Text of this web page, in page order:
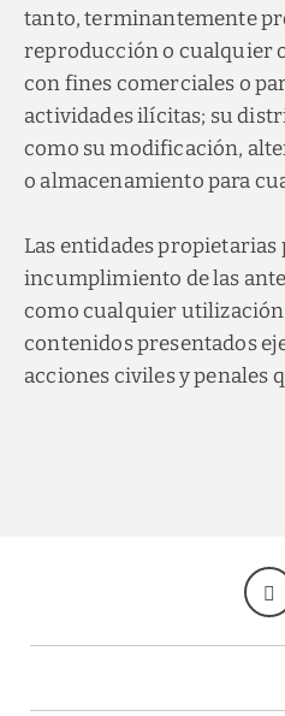
tanto, terminantemente
reproducción o cualquier
con fines comerciales o
actividades ilícitas; su
como su modificación,
o almacenamiento para
Las entidades
incumplimiento de las
como cualquier utilización
contenidos presentados
acciones civiles y penales
Descubra
Descubra todas
por reservar con
VER